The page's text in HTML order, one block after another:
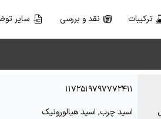
ترکیبات نقد و بررسی سایر
۱۱۷۲۵۱۹۷۹۷۷۷۲۴۱۱
اسید چرب, اسید هیالورونیک